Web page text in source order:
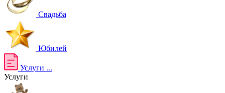
Свадьба
Юбилей
Услуги ...
Услуги